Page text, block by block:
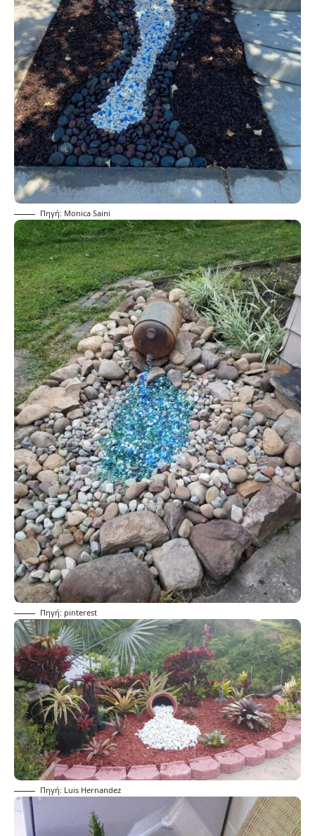
Πηγή: Monica Saini
Πηγή: pinterest
Πηγή: Luis Hernandez